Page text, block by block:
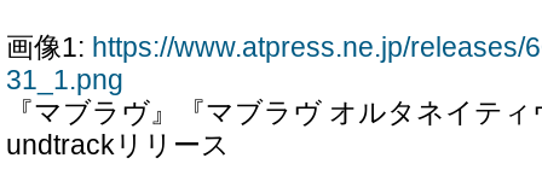
画像1: https://www.atpress.ne.jp/releases/
31_1.png
『マブラヴ』『マブラヴ オルタネイテ
undtrackリリース